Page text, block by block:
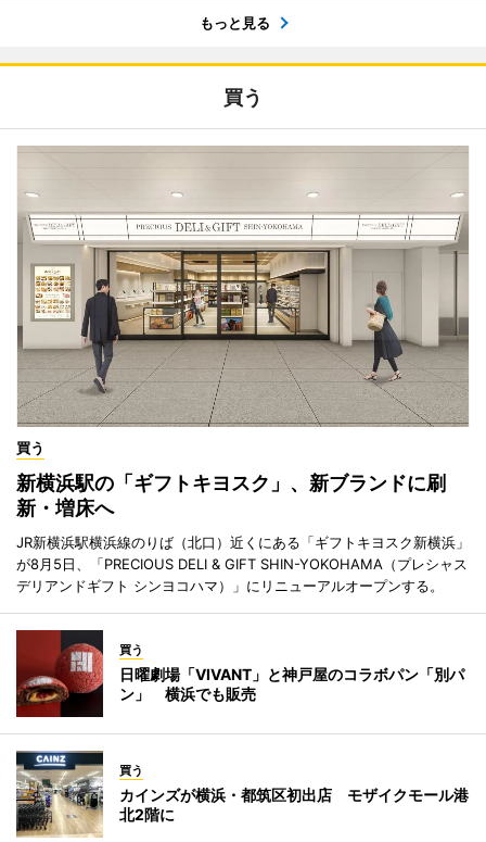
もっと見る
買う
買う
新横浜駅の「ギフトキヨスク」、新ブランドに刷
新・増床へ
JR新横浜駅横浜線のりば（北口）近くにある「ギフトキヨスク新横浜」
が8月5日、「PRECIOUS DELI & GIFT SHIN-YOKOHAMA（プレシャス
デリアンドギフト シンヨコハマ）」にリニューアルオープンする。
買う
日曜劇場「VIVANT」と神戸屋のコラボパン「別パ
ン」 横浜でも販売
買う
カインズが横浜・都筑区初出店 モザイクモール港
北2階に